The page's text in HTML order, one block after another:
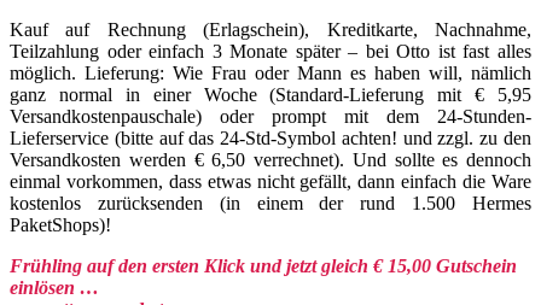
Kauf auf Rechnung (Erlagschein), Kreditkarte, Nachnahme,
Teilzahlung oder einfach 3 Monate später – bei Otto ist fast alles
möglich. Lieferung: Wie Frau oder Mann es haben will, nämlich
ganz normal in einer Woche (Standard-Lieferung mit € 5,95
Versandkostenpauschale) oder prompt mit dem 24-Stunden-
Lieferservice (bitte auf das 24-Std-Symbol achten! und zzgl. zu den
Versandkosten werden € 6,50 verrechnet). Und sollte es dennoch
einmal vorkommen, dass etwas nicht gefällt, dann einfach die Ware
kostenlos zurücksenden (in einem der rund 1.500 Hermes
PaketShops)!
Frühling auf den ersten Klick und jetzt gleich € 15,00 Gutschein
einlösen …